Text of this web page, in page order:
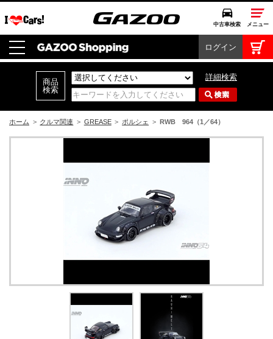
中古車検索 メニュー
中古車検索 クルマカタログ
クルマ情報
モビリティ
ログイン
詳細検索
ホーム > クルマ関連 > GREASE > ポルシェ > RWB 964（1／64）